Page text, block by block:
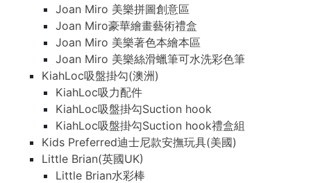
Joan Miro 美樂拼圖創意區
Joan Miro豪華繪畫藝術禮盒
Joan Miro 美樂著色本繪本區
Joan Miro 美樂絲滑蠟筆可水洗彩色筆
KiahLoc吸盤掛勾(澳洲)
KiahLoc吸力配件
KiahLoc吸盤掛勾Suction hook
KiahLoc吸盤掛勾Suction hook禮盒組
Kids Preferred迪士尼款安撫玩具(美國)
Little Brian(英國UK)
Little Brian水彩棒